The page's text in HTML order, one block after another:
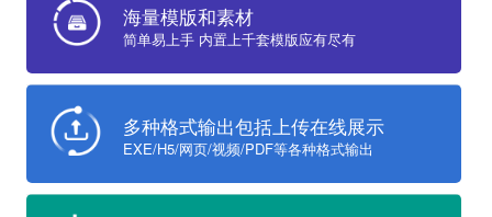
海量模版和素材
简单易上手 内置上千套模版应有尽有
多种格式输出包括上传在线展示
EXE/H5/网页/视频/PDF等各种格式输出